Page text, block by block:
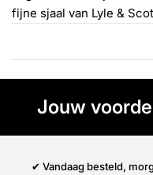
fijne sjaal van Lyle &
Jouw
✔ Vandaag besteld,